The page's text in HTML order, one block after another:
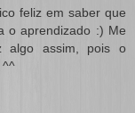
feliz em saber que
o aprendizado :) Me
algo assim, pois o
^^